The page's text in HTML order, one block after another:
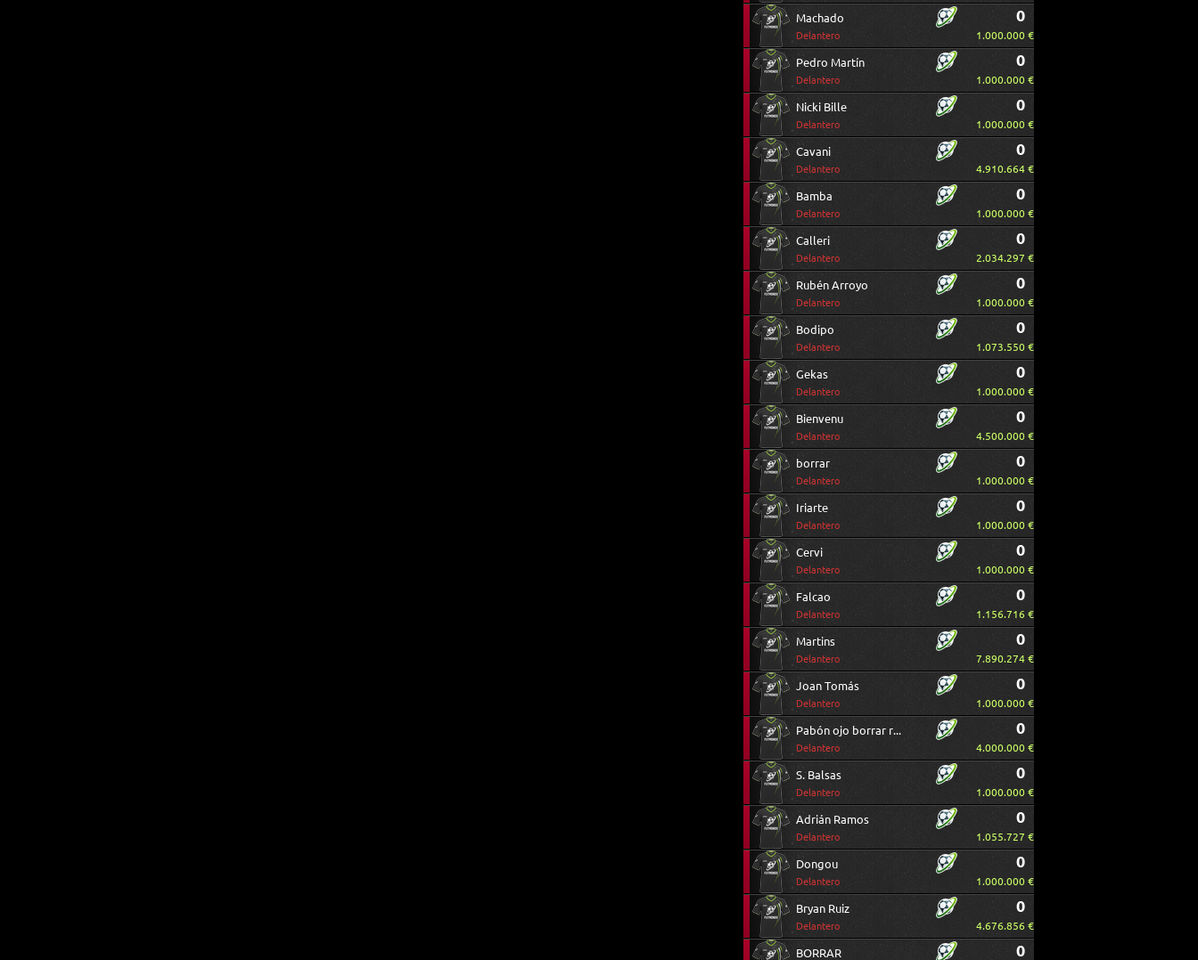
Machado
Delantero
0
1.000.000 €
Pedro Martín
Delantero
0
1.000.000 €
Nicki Bille
Delantero
0
1.000.000 €
Cavani
Delantero
0
4.910.664 €
Bamba
Delantero
0
1.000.000 €
Calleri
Delantero
0
2.034.297 €
Rubén Arroyo
Delantero
0
1.000.000 €
Bodipo
Delantero
0
1.073.550 €
Gekas
Delantero
0
1.000.000 €
Bienvenu
Delantero
0
4.500.000 €
borrar
Delantero
0
1.000.000 €
Iriarte
Delantero
0
1.000.000 €
Cervi
Delantero
0
1.000.000 €
Falcao
Delantero
0
1.156.716 €
Martins
Delantero
0
7.890.274 €
Joan Tomás
Delantero
0
1.000.000 €
Pabón ojo borrar repetido
Delantero
0
4.000.000 €
S. Balsas
Delantero
0
1.000.000 €
Adrián Ramos
Delantero
0
1.055.727 €
Dongou
Delantero
0
1.000.000 €
Bryan Ruiz
Delantero
0
4.676.856 €
BORRAR 0